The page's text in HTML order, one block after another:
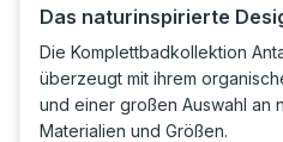
Das naturinspirierte
Die Komplettbadkollektion
überzeugt mit ihrem
und einer großen Auswahl an
Materialien und Größen.